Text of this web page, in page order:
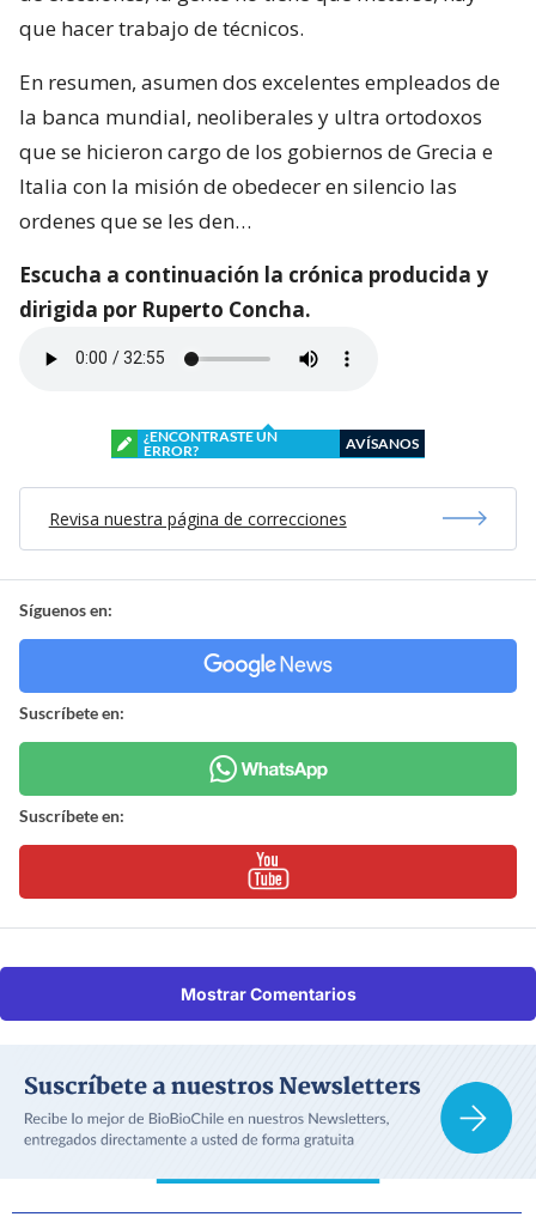
que hacer trabajo de técnicos.
En resumen, asumen dos excelentes empleados de
la banca mundial, neoliberales y ultra ortodoxos
que se hicieron cargo de los gobiernos de Grecia e
Italia con la misión de obedecer en silencio las
ordenes que se les den…
Escucha a continuación la crónica producida y
dirigida por Ruperto Concha.
¿ENCONTRASTE UN
ERROR?
AVÍSANOS
Revisa nuestra página de correcciones
Síguenos en:
Suscríbete en:
Suscríbete en:
Mostrar Comentarios